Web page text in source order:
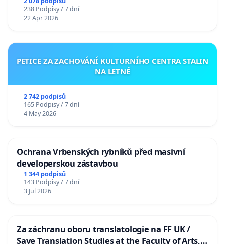
238 Podpisy / 7 dní
22 Apr 2026
PETICE ZA ZACHOVÁNÍ KULTURNÍHO CENTRA STALIN
NA LETNÉ
2 742 podpisů
165 Podpisy / 7 dní
4 May 2026
Ochrana Vrbenských rybníků před masivní
developerskou zástavbou
1 344 podpisů
143 Podpisy / 7 dní
3 Jul 2026
Za záchranu oboru translatologie na FF UK /
Save Translation Studies at the Faculty of Arts,